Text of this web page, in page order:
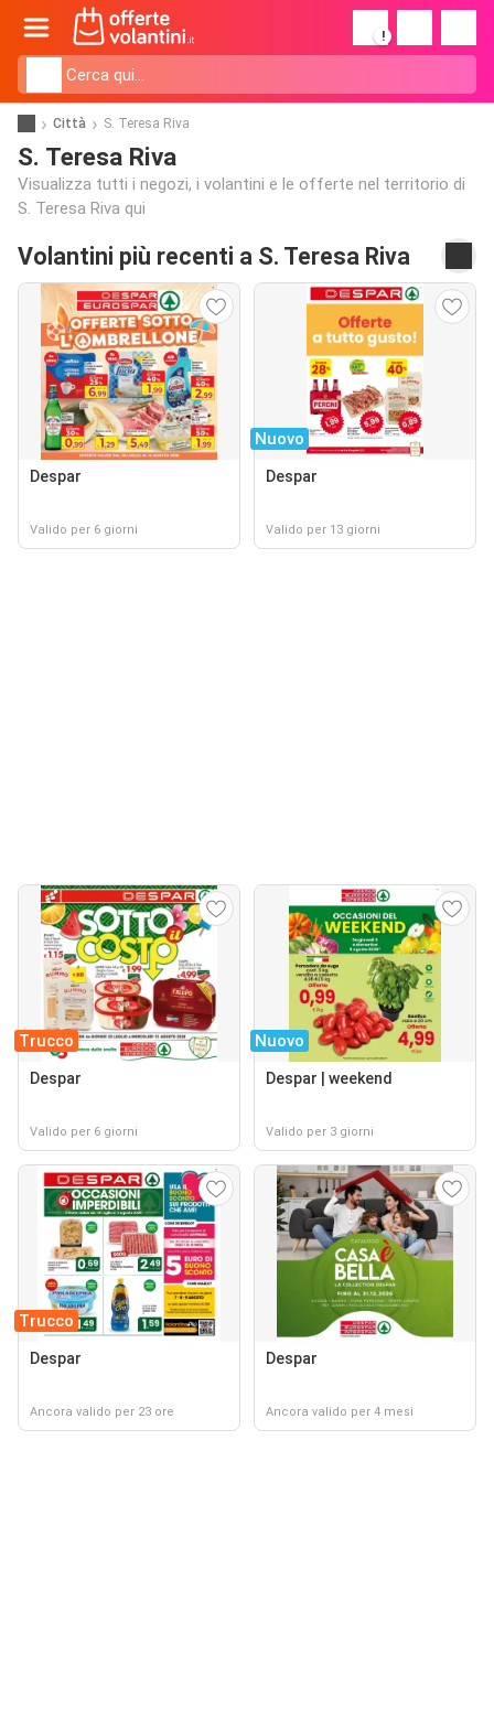
!
Città S. Teresa Riva
S. Teresa Riva
Visualizza tutti i negozi, i volantini e le offerte nel territorio di
S. Teresa Riva qui
Volantini più recenti a S. Teresa Riva
Despar
Valido per 6 giorni
Nuovo
Despar
Valido per 13 giorni
Trucco
Despar
Valido per 6 giorni
Nuovo
Despar | weekend
Valido per 3 giorni
Trucco
Despar
Ancora valido per 23 ore
Despar
Ancora valido per 4 mesi